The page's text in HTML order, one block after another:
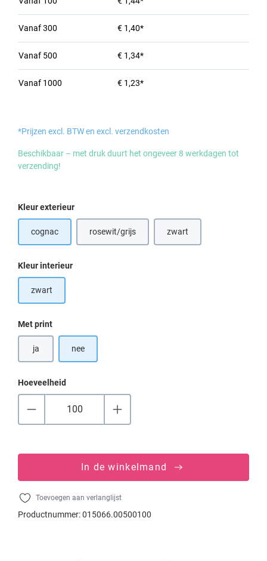
Vanaf300 € 1,40*
Vanaf 500 € 1,34*
Vanaf 1000 € 1,23*
*Prijzen excl. BTW en excl. verzendkosten
Beschikbaar – met druk duurt het ongeveer 8 werkdagen tot
verzending!
Selecteer
Kleur exterieur
cognac rosewit/grijs zwart
Selecteer
Kleur interieur
zwart
Selecteer
Met print
ja nee
Hoeveelheid
In de winkelmand
Toevoegen aan verlanglijst
Productnummer:015066.00500100